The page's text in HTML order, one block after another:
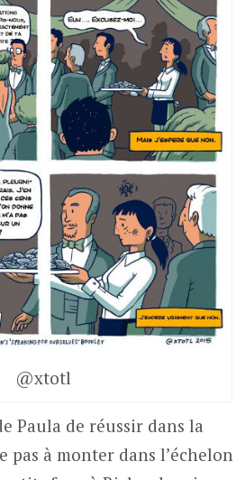
@xtotl
Paula de réussir dans la
pas à monter dans l’échelon